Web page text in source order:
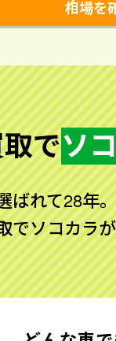
相場を
でソ
ばれて28年。
でソコカラ